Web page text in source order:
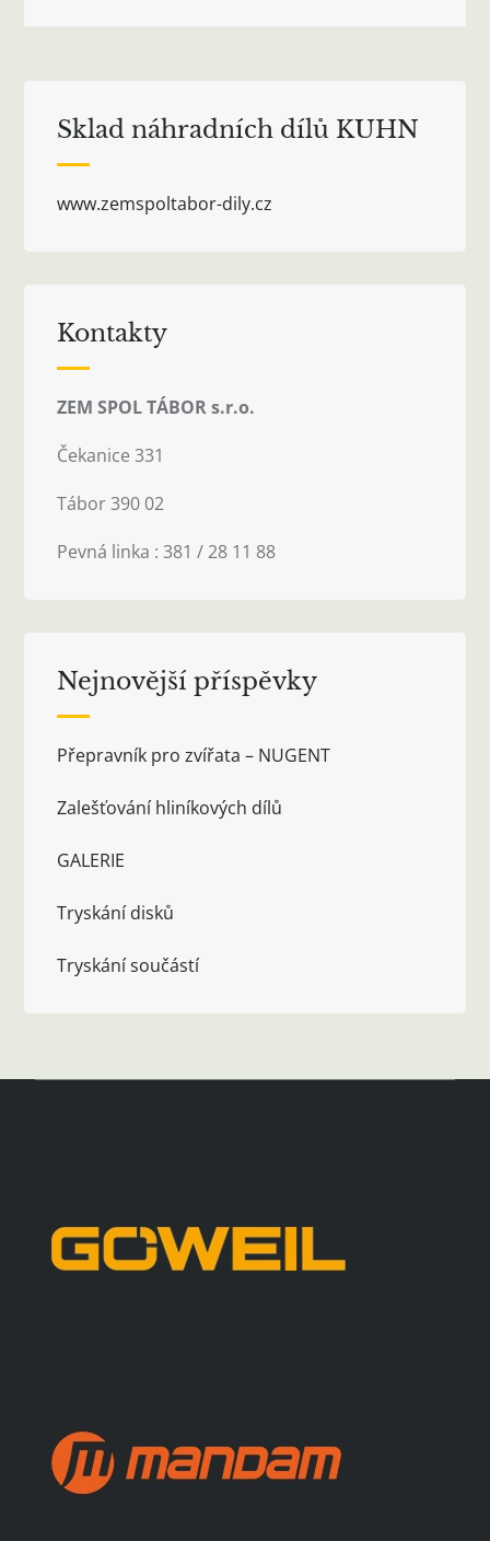
Sklad náhradních dílů KUHN
www.zemspoltabor-dily.cz
Kontakty
ZEM SPOL TÁBOR s.r.o.
Čekanice 331
Tábor 390 02
Pevná linka : 381 / 28 11 88
Nejnovější příspěvky
Přepravník pro zvířata – NUGENT
Zalešťování hliníkových dílů
GALERIE
Tryskání disků
Tryskání součástí